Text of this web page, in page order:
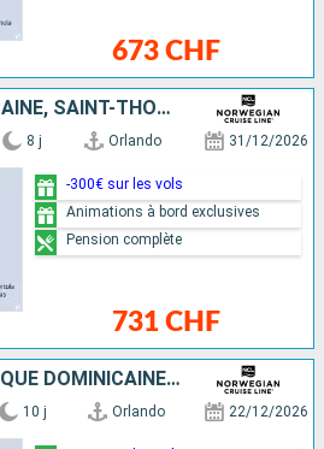
673 CHF
RÉPUBLIQUE DOMINICAINE, SAINT-THOMAS, TORTOLA, BAHAMAS, ÉTATS-UNIS
8 j Orlando 31/12/2026
731 CHF
-300€ sur les vols
Animations à bord exclusives
Pension complète
ÉTATS-UNIS, RÉPUBLIQUE DOMINICAINE, PORTO RICO, SAINT-MARTIN, SAINT-THOMAS, TORTOLA, BAHAMAS
10 j Orlando 22/12/2026